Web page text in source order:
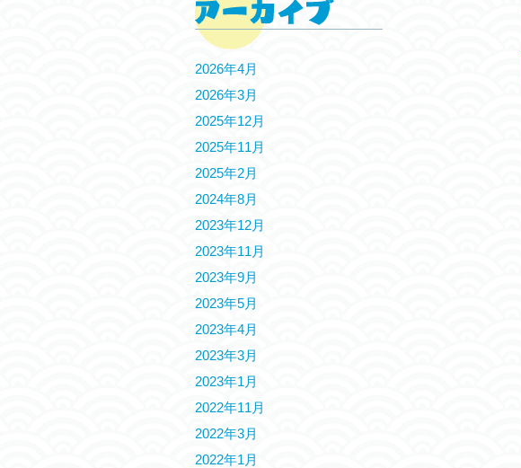
2026年4月
2026年3月
2025年12月
2025年11月
2025年2月
2024年8月
2023年12月
2023年11月
2023年9月
2023年5月
2023年4月
2023年3月
2023年1月
2022年11月
2022年3月
2022年1月